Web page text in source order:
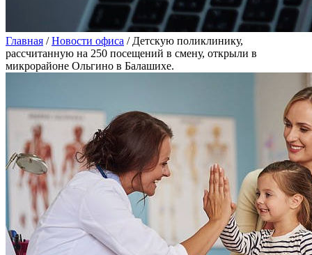
Главная /Новости офиса / Детскую поликлинику,
рассчитанную на 250 посещений в смену, открыли в
микрорайоне Ольгино в Балашихе.